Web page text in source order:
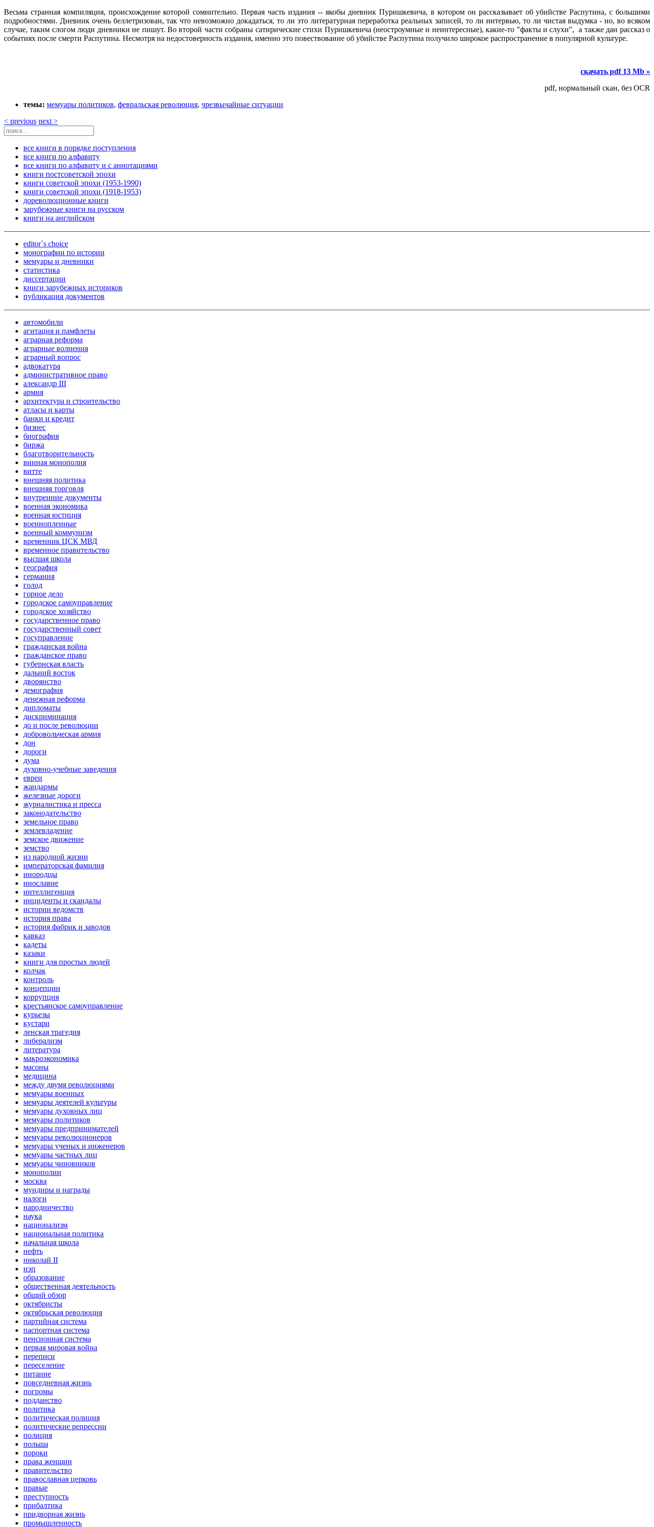
Весьма странная компиляция, происхождение которой сомнительно. Первая часть издания -- якобы дневник Пуришкевича, в котором он рассказывает об убийстве Распутина, с большими
подробностями. Дневник очень беллетризован, так что невозможно докадаться, то ли это литературная переработка реальных записей, то ли интервью, то ли чистая выдумка - но, во всяком
случае, таким слогом люди дневники не пишут. Во второй части собраны сатирические стихи Пуришкевича (неостроумные и неинтересные), какие-то "факты и слухи", а также дан рассказ о
событиях после смерти Распутина. Несмотря на недостоверность издания, именно это повествование об убийстве Распутина получило широкое распространение в популярной культуре.
скачать pdf 13 Mb »
pdf, нормальный скан, без OCR
темы: мемуары политиков, февральская революция, чрезвычайные ситуации
< previous next >
все книги в порядке поступления
все книги по алфавиту
все книги по алфавиту и с аннотациями
книги постсоветской эпохи
книги советской эпохи (1953-1990)
книги советской эпохи (1918-1953)
дореволюционные книги
зарубежные книги на русском
книги на английском
editor`s choice
монографии по истории
мемуары и дневники
статистика
диссертации
книги зарубежных историков
публикация документов
автомобили
агитация и памфлеты
аграрная реформа
аграрные волнения
аграрный вопрос
адвокатура
административное право
александр III
армия
архитектура и строительство
атласы и карты
банки и кредит
бизнес
биография
биржа
благотворительность
винная монополия
витте
внешняя политика
внешняя торговля
внутренние документы
военная экономика
военная юстиция
военнопленные
военный коммунизм
временник ЦСК МВД
временное правительство
высшая школа
география
германия
голод
горное дело
городское самоуправление
городское хозяйство
государственное право
государственный совет
госуправление
гражданская война
гражданское право
губернская власть
дальний восток
дворянство
демография
денежная реформа
дипломаты
дискриминация
до и после революции
добровольческая армия
дон
дороги
дума
духовно-учебные заведения
евреи
жандармы
железные дороги
журналистика и пресса
законодательство
земельное право
землевладение
земское движение
земство
из народной жизни
императорская фамилия
инородцы
инославие
интеллигенция
инциденты и скандалы
истории ведомств
история права
история фабрик и заводов
кавказ
кадеты
казаки
книги для простых людей
колчак
контроль
концепции
коррупция
крестьянское самоуправление
курьезы
кустари
ленская трагедия
либерализм
литература
макроэкономика
масоны
медицина
между двумя революциями
мемуары военных
мемуары деятелей культуры
мемуары духовных лиц
мемуары политиков
мемуары предпринимателей
мемуары революционеров
мемуары ученых и инженеров
мемуары частных лиц
мемуары чиновников
монополии
москва
мундиры и награды
налоги
народничество
наука
национализм
национальная политика
начальная школа
нефть
николай II
нэп
образование
общественная деятельность
общий обзор
октябристы
октябрьская революция
партийная система
паспортная система
пенсионная система
первая мировая война
переписи
переселение
питание
повседневная жизнь
погромы
подданство
политика
политическая полиция
политические репрессии
полиция
польша
пороки
права женщин
правительство
православная церковь
правые
преступность
прибалтика
придворная жизнь
промышленность